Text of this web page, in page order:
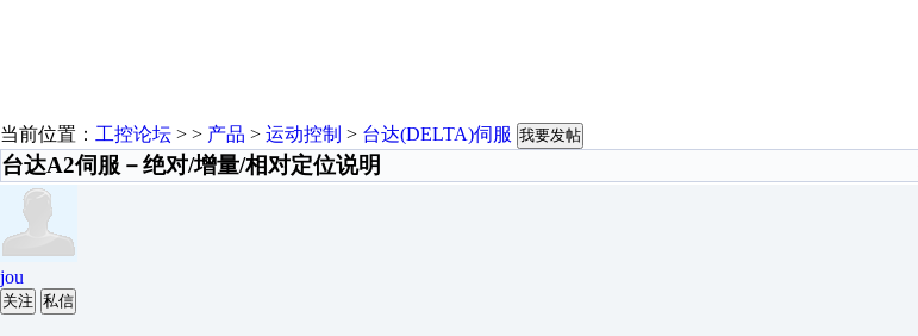
当前位置： 工控论坛 > > 产品 > 运动控制 > 台达(DELTA)伺服 我要发帖
台达A2伺服－绝对/增量/相对定位说明
jou
关注 私信